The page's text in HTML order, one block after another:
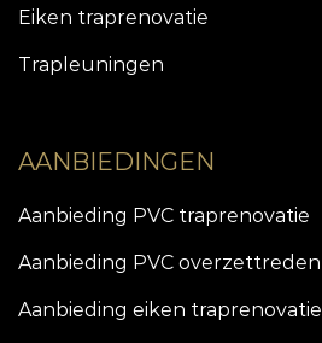
Eiken traprenovatie
Trapleuningen
AANBIEDINGEN
Aanbieding PVC traprenovatie
Aanbieding PVC overzettreden
Aanbieding eiken traprenovatie